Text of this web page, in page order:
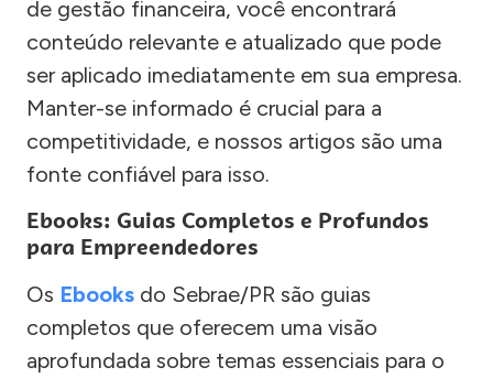
de gestão financeira, você encontrará
conteúdo relevante e atualizado que pode
ser aplicado imediatamente em sua empresa.
Manter-se informado é crucial para a
competitividade, e nossos artigos são uma
fonte confiável para isso.
Ebooks: Guias Completos e Profundos
para Empreendedores
Os Ebooks do Sebrae/PR são guias
completos que oferecem uma visão
aprofundada sobre temas essenciais para o